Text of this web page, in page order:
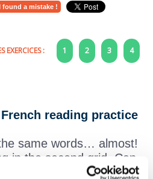
found a mistake !
EXERCICES : 1 2 3 4
reading practice
same words… almost!
in the second grid. Can